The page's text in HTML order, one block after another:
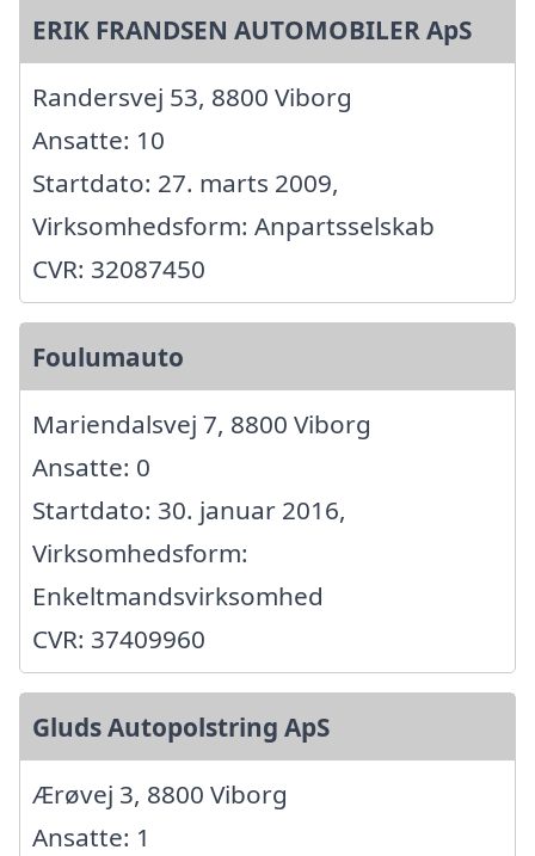
ERIK FRANDSEN AUTOMOBILER ApS
Randersvej 53, 8800 Viborg
Ansatte: 10
Startdato: 27. marts 2009,
Virksomhedsform: Anpartsselskab
CVR: 32087450
Foulumauto
Mariendalsvej 7, 8800 Viborg
Ansatte: 0
Startdato: 30. januar 2016,
Virksomhedsform:
Enkeltmandsvirksomhed
CVR: 37409960
Gluds Autopolstring ApS
Ærøvej 3, 8800 Viborg
Ansatte: 1